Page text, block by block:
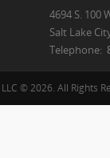
4694 S. 100
Salt Lake
Telephone:
© 2026. All Rights